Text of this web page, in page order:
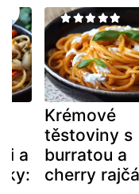
a
Krémové
těstoviny s
burratou a
cherry